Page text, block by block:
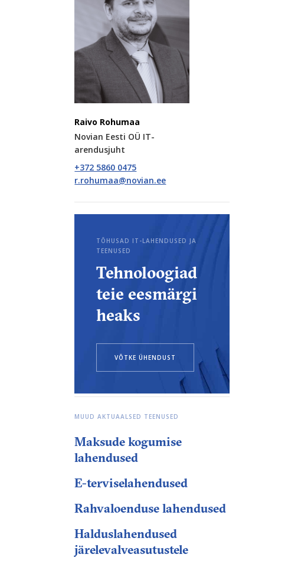
Raivo Rohumaa
Novian Eesti OÜ IT-
arendusjuht
+372 5860 0475
TÕHUSAD IT-LAHENDUSED JA
TEENUSED
Tehnoloogiad
teie eesmärgi
heaks
VÕTKE ÜHENDUST
MUUD AKTUAALSED TEENUSED
Maksude kogumise
lahendused
E-terviselahendused
Rahvaloenduse lahendused
Halduslahendused
järelevalveasutustele